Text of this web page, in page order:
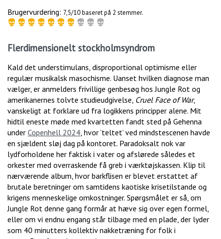
Brugervurdering: 7,5/10 baseret på 2 stemmer.
Flerdimensionelt stockholmsyndrom
Kald det understimulans, disproportional optimisme eller
regulær musikalsk masochisme. Uanset hvilken diagnose man
vælger, er anmelders frivillige genbesøg hos Jungle Rot og
amerikanernes tolvte studieudgivelse, Cruel Face of War,
vanskeligt at forklare ud fra logikkens principper alene. Mit
hidtil eneste møde med kvartetten fandt sted på Gehenna
under Copenhell 2024, hvor ’teltet’ ved mindstescenen havde
en sjældent sløj dag på kontoret. Paradoksalt nok var
lydforholdene her faktisk i vater og afslørede således et
orkester med overraskende få greb i værktøjskassen. Klip til
nærværende album, hvor barkflisen er blevet erstattet af
brutale beretninger om samtidens kaotiske krisetilstande og
krigens menneskelige omkostninger. Spørgsmålet er så, om
Jungle Rot denne gang formår at hæve sig over egen formel,
eller om vi endnu engang står tilbage med en plade, der lyder
som 40 minutters kollektiv nakketræning for folk i